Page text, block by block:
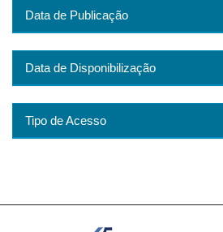
Data de Publicação
Data de Disponibilização
Tipo de Acesso